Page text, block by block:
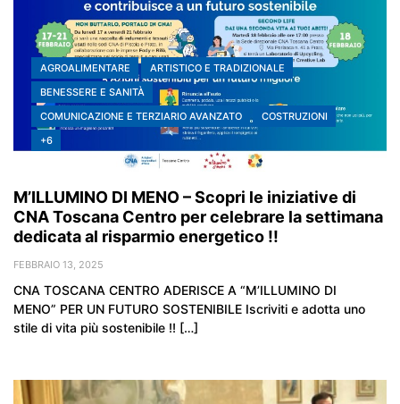
AGROALIMENTARE
ARTISTICO E TRADIZIONALE
BENESSERE E SANITÀ
COMUNICAZIONE E TERZIARIO AVANZATO
COSTRUZIONI
+6
M’ILLUMINO DI MENO – Scopri le iniziative di
CNA Toscana Centro per celebrare la settimana
dedicata al risparmio energetico !!
FEBBRAIO 13, 2025
CNA TOSCANA CENTRO ADERISCE A “M’ILLUMINO DI
MENO” PER UN FUTURO SOSTENIBILE Iscriviti e adotta uno
stile di vita più sostenibile !! […]